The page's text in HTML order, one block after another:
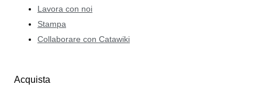
Lavora con noi
Stampa
Collaborare con Catawiki
Acquista